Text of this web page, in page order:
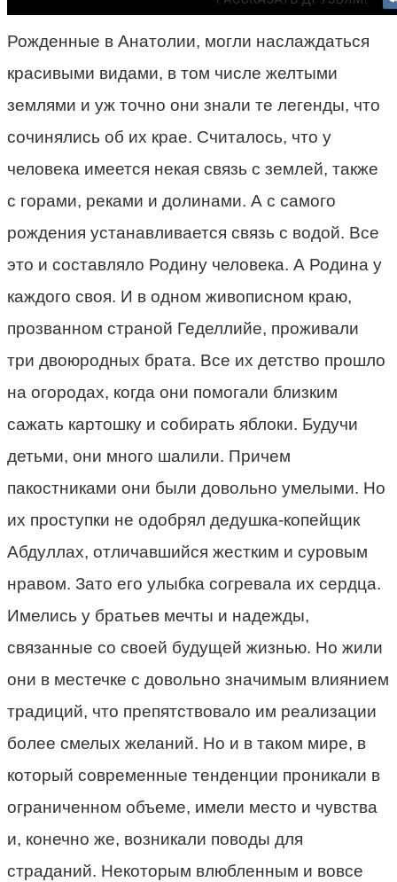
Рожденные в Анатолии, могли наслаждаться
красивыми видами, в том числе желтыми
землями и уж точно они знали те легенды, что
сочинялись об их крае. Считалось, что у
человека имеется некая связь с землей, также
с горами, реками и долинами. А с самого
рождения устанавливается связь с водой. Все
это и составляло Родину человека. А Родина у
каждого своя. И в одном живописном краю,
прозванном страной Геделлийе, проживали
три двоюродных брата. Все их детство прошло
на огородах, когда они помогали близким
сажать картошку и собирать яблоки. Будучи
детьми, они много шалили. Причем
пакостниками они были довольно умелыми. Но
их проступки не одобрял дедушка-копейщик
Абдуллах, отличавшийся жестким и суровым
нравом. Зато его улыбка согревала их сердца.
Имелись у братьев мечты и надежды,
связанные со своей будущей жизнью. Но жили
они в местечке с довольно значимым влиянием
традиций, что препятствовало им реализации
более смелых желаний. Но и в таком мире, в
который современные тенденции проникали в
ограниченном объеме, имели место и чувства
и, конечно же, возникали поводы для
страданий. Некоторым влюбленным и вовсе